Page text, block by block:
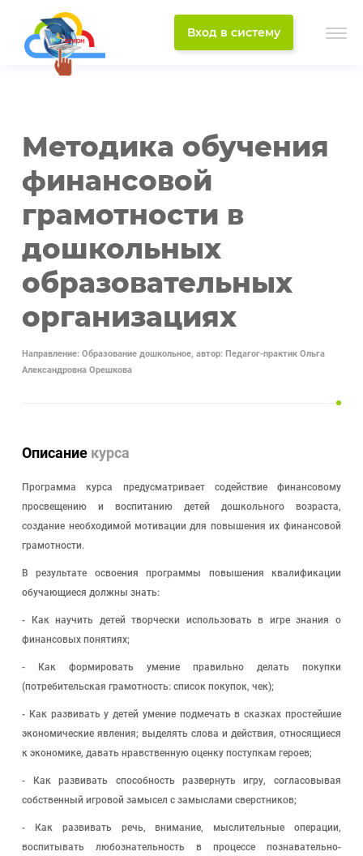
Вход в систему
Методика обучения
финансовой
грамотности в
дошкольных
образовательных
организациях
Направление: Образование дошкольное, автор: Педагог-практик Ольга
Александровна Орешкова
Описание курса
Программа курса предусматривает содействие финансовому
просвещению и воспитанию детей дошкольного возраста,
создание необходимой мотивации для повышения их финансовой
грамотности.
В результате освоения программы повышения квалификации
обучающиеся должны знать:
- Как научить детей творчески использовать в игре знания о
финансовых понятиях;
- Как формировать умение правильно делать покупки
(потребительская грамотность: список покупок, чек);
- Как развивать у детей умение подмечать в сказках простейшие
экономические явления; выделять слова и действия, относящиеся
к экономике, давать нравственную оценку поступкам героев;
- Как развивать способность развернуть игру, согласовывая
собственный игровой замысел с замыслами сверстников;
- Как развивать речь, внимание, мыслительные операции,
воспитывать любознательность в процессе познавательно-